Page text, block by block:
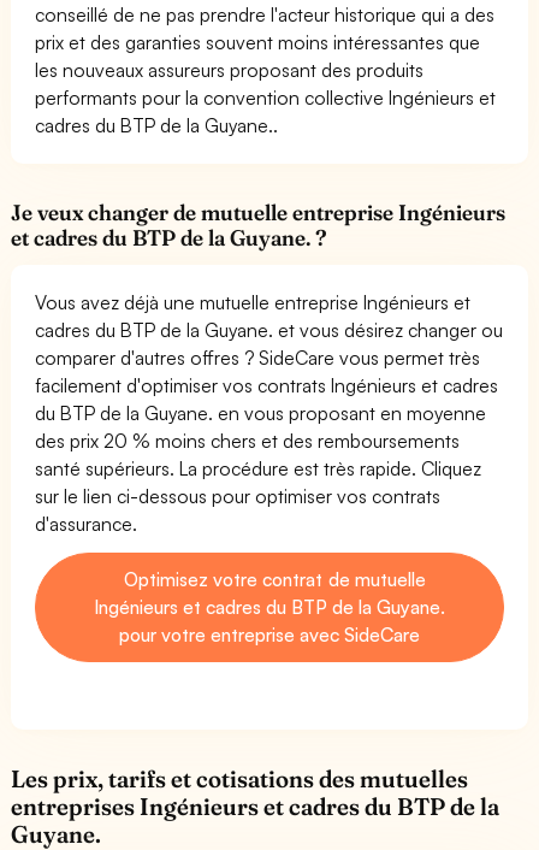
conseillé de ne pas prendre l'acteur historique qui a des
prix et des garanties souvent moins intéressantes que
les nouveaux assureurs proposant des produits
performants pour la convention collective Ingénieurs et
cadres du BTP de la Guyane..
Je veux changer de mutuelle entreprise Ingénieurs
et cadres du BTP de la Guyane. ?
Vous avez déjà une mutuelle entreprise Ingénieurs et
cadres du BTP de la Guyane. et vous désirez changer ou
comparer d'autres offres ? SideCare vous permet très
facilement d'optimiser vos contrats Ingénieurs et cadres
du BTP de la Guyane. en vous proposant en moyenne
des prix 20 % moins chers et des remboursements
santé supérieurs. La procédure est très rapide. Cliquez
sur le lien ci-dessous pour optimiser vos contrats
d'assurance.
Optimisez votre contrat de mutuelle
Ingénieurs et cadres du BTP de la Guyane.
pour votre entreprise avec SideCare
Les prix, tarifs et cotisations des mutuelles
entreprises Ingénieurs et cadres du BTP de la
Guyane.